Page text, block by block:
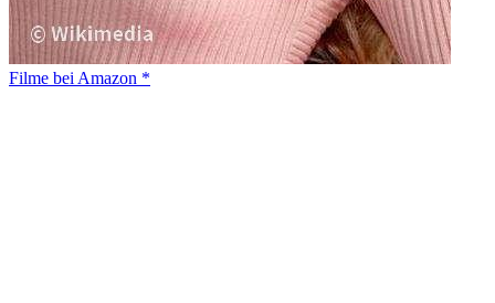
Filme bei Amazon *